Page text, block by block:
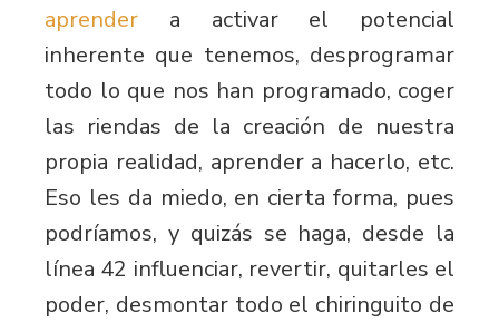
aprender a activar el potencial
inherente que tenemos, desprogramar
todo lo que nos han programado, coger
las riendas de la creación de nuestra
propia realidad, aprender a hacerlo, etc.
Eso les da miedo, en cierta forma, pues
podríamos, y quizás se haga, desde la
línea 42 influenciar, revertir, quitarles el
poder, desmontar todo el chiringuito de